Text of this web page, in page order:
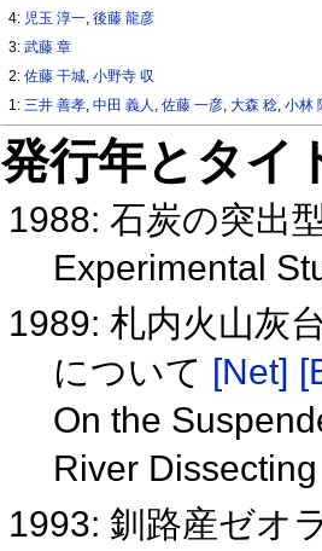
4: 児玉 淳一,後藤 龍彦
3:武藤 章
2:佐藤 干城,小野寺 収
1:三井 善孝,中田 義人 ,佐藤 一彦,大森 稔,小林
発行年とタイ
1988: 石炭の突出
Experimental
1989: 札内火山灰
について [Net]
On the
River
1993: 釧路産ゼオ